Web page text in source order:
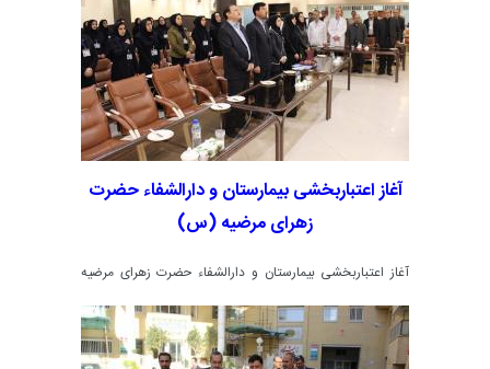
آغاز اعتباربخشی بیمارستان و دارالشفاء حضرت
زهرای مرضیه (س)
آغاز اعتباربخشی بیمارستان و دارالشفاء حضرت زهرای مرضیه
(س)با حضور ارزیابان محترم وزارت بهداشت درمان و
آموزش پزشکی کشور